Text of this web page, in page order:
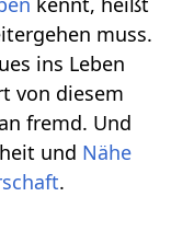
muss.
ins Leben
von diesem
fremd. Und
und Nähe
.